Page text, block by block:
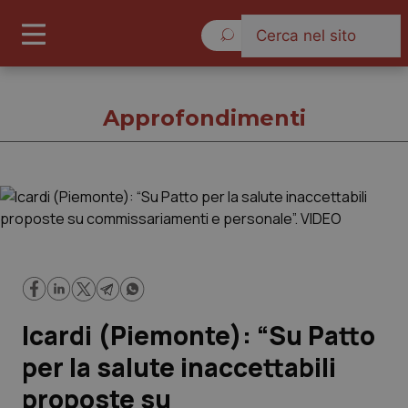
Governo e Parlamento
Regioni e Asl
Lavoro e Professioni
Approfondimenti
Icardi (Piemonte): “Su Patto
per la salute inaccettabili
proposte su